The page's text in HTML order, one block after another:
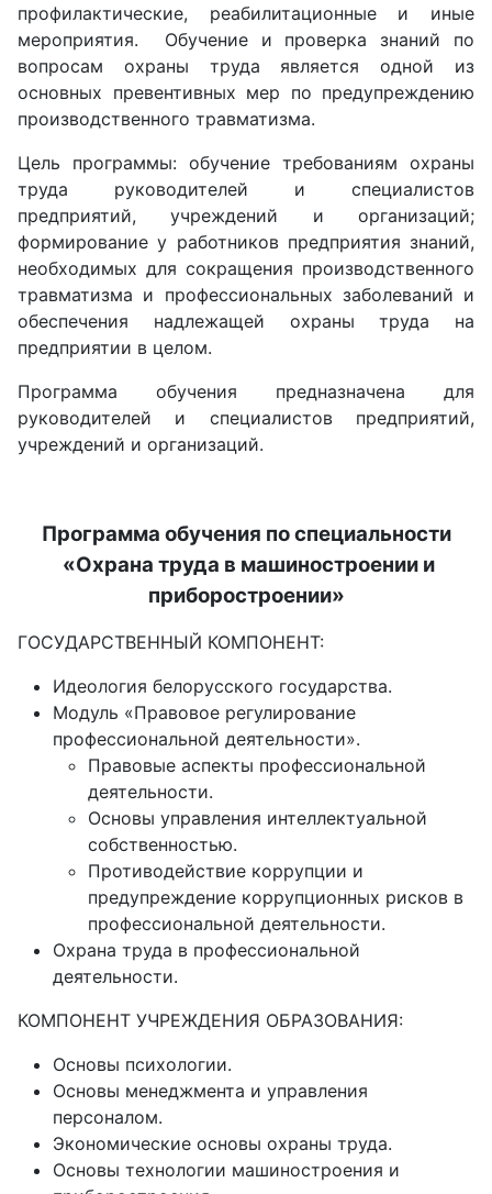
профилактические, реабилитационные и иные
мероприятия. Обучение и проверка знаний по
вопросам охраны труда является одной из
основных превентивных мер по предупреждению
производственного травматизма.
Цель программы: обучение требованиям охраны
труда руководителей и специалистов
предприятий, учреждений и организаций;
формирование у работников предприятия знаний,
необходимых для сокращения производственного
травматизма и профессиональных заболеваний и
обеспечения надлежащей охраны труда на
предприятии в целом.
Программа обучения предназначена для
руководителей и специалистов предприятий,
учреждений и организаций.
Программа обучения по специальности
«Охрана труда в машиностроении и
приборостроении»
ГОСУДАРСТВЕННЫЙ КОМПОНЕНТ:
Идеология белорусского государства.
Модуль «Правовое регулирование
профессиональной деятельности».
Правовые аспекты профессиональной
деятельности.
Основы управления интеллектуальной
собственностью.
Противодействие коррупции и
предупреждение коррупционных рисков в
профессиональной деятельности.
Охрана труда в профессиональной
деятельности.
КОМПОНЕНТ УЧРЕЖДЕНИЯ ОБРАЗОВАНИЯ:
Основы психологии.
Основы менеджмента и управления
персоналом.
Экономические основы охраны труда.
Основы технологии машиностроения и